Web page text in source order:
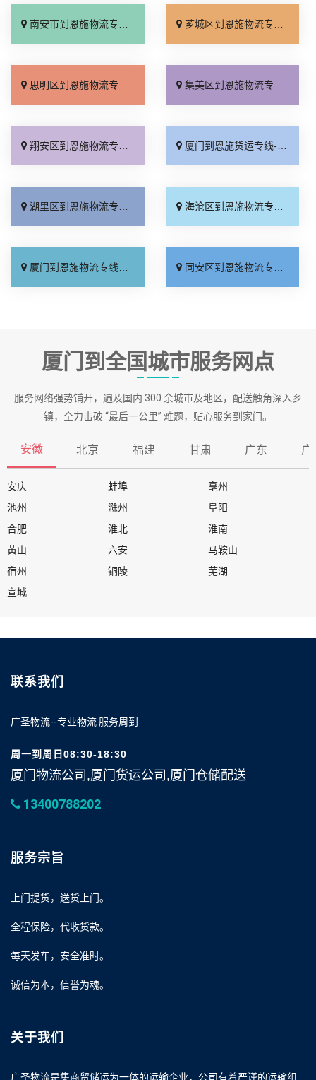
南安市到恩施物流专线_全境配送「限时必达」 芗城区到恩施物流专线_合理收费「价位合理」
思明区到恩施物流专线_专线快运「收费标准」 集美区到恩施物流专线_门到门配送「多年经验」
翔安区到恩施物流专线_专业调车「天天发车」 厦门到恩施货运专线-厦门到恩施物流公司_门到门配送「实时跟踪 」
湖里区到恩施物流专线_全程无虑「需要几天」 海沧区到恩施物流专线_高效快运「要多少钱」
厦门到恩施物流专线_不随意加价「多少公里」 同安区到恩施物流专线_专线直达「专线快运」
厦门到全国城市服务网点
服务网络强势铺开，遍及国内 300 余城市及地区，配送触角深入乡
镇，全力击破 “最后一公里” 难题，贴心服务到家门。
安徽 北京 福建 甘肃 广东 广
安庆 蚌埠
亳州
池州
滁州
阜阳
合肥
淮北
淮南
黄山
六安
马鞍山
宿州
铜陵
芜湖
宣城
联系我们
广圣物流--专业物流 服务周到
周一到周日08:30-18:30
厦门物流公司,厦门货运公司,厦门仓储配送
13400788202
服务宗旨
上门提货，送货上门。
全程保险，代收货款。
每天发车，安全准时。
诚信为本，信誉为魂。
关于我们
广圣物流是集商贸储运为一体的运输企业，公司有着严谨的运输组